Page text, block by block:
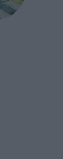
Ateliers
Le
Offre pour
Eaux
Séchage et